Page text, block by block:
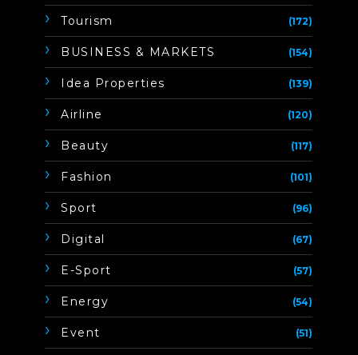
Tourism (172)
BUSINESS & MARKETS (154)
Idea Properties (139)
Airline (120)
Beauty (117)
Fashion (101)
Sport (96)
Digital (67)
E-Sport (57)
Energy (54)
Event (51)